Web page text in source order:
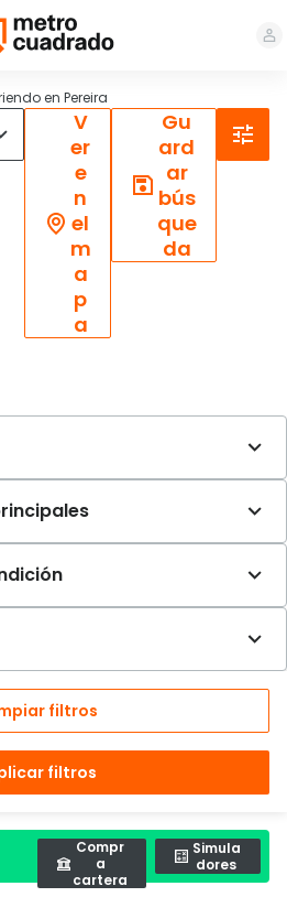
en Pereira
V
er
e
n
el
m
a
p
a
Gu
ard
ar
bús
que
da
filtros
filtros
Compr
a
cartera
Simula
dores